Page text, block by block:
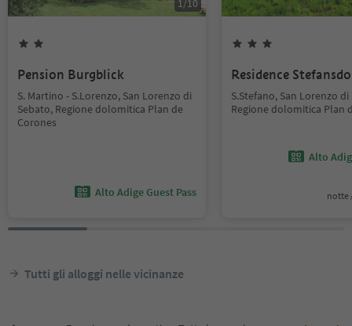
1/10
Pension Burgblick
S. Martino - S.Lorenzo, San Lorenzo di
Sebato, Regione dolomitica Plan de
Corones
Alto Adige Guest Pass
Residence
S.Stefano, San Lorenzo
Regione dolomitica Plan
Alto
notte
Tutti gli alloggi nelle vicinanze